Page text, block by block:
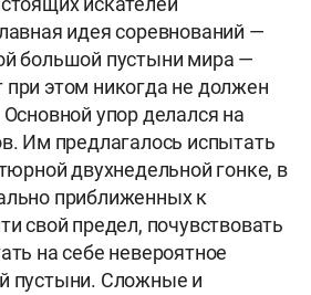
идея соревнований —
большой пустыни мира —
этом никогда не должен
упор делался на
Им предлагалось испытать
двухнедельной гонке, в
приближенных к
свой предел, почувствовать
на себе невероятное
пустыни. Сложные и